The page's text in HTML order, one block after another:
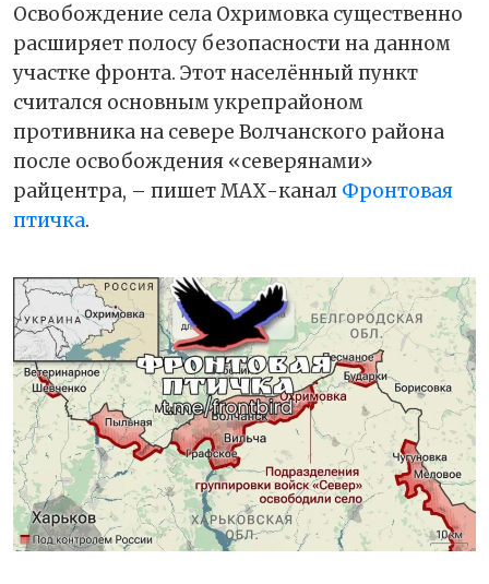
Освобождение села Охримовка существенно
расширяет полосу безопасности на данном
участке фронта. Этот населённый пункт
считался основным укрепрайоном
противника на севере Волчанского района
после освобождения «северянами»
райцентра, – пишет МАХ-канал Фронтовая
птичка.